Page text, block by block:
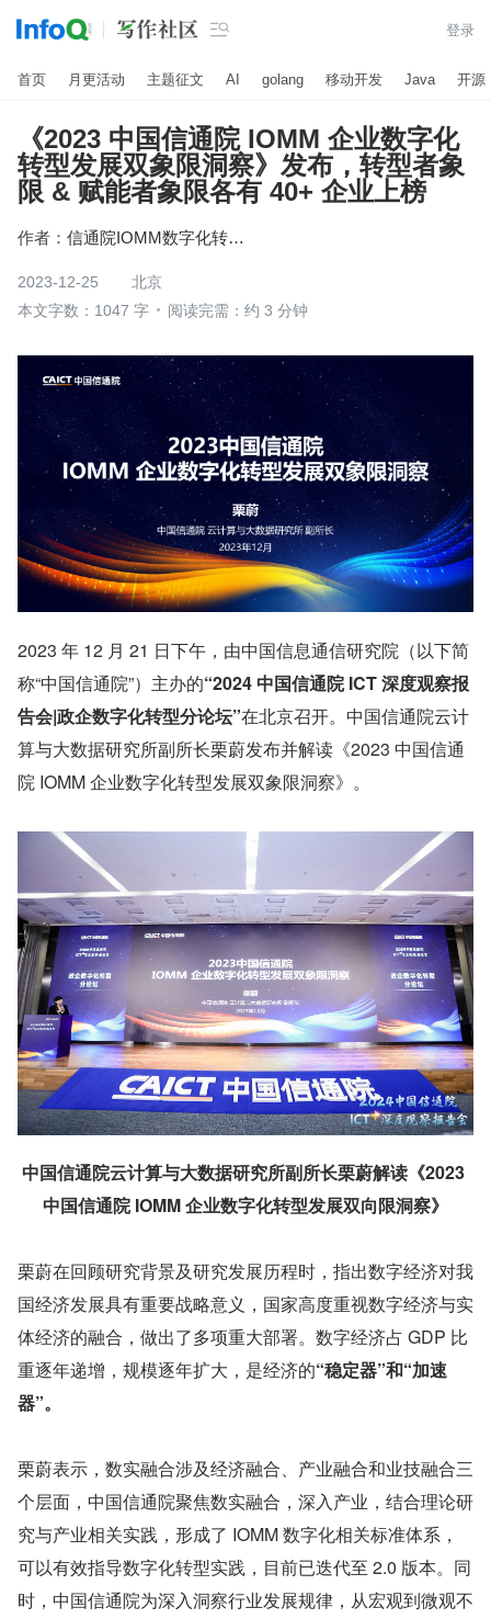
 登录
首页 月更活动 主题征文 AI golang 移动开发 Java 开源
《2023 中国信通院 IOMM 企业数字化
转型发展双象限洞察》发布，转型者象
限 & 赋能者象限各有 40+ 企业上榜
作者： 信通院IOMM数字化转型团队
2023-12-25
北京
本文字数：1047 字
阅读完需：约 3 分钟
2023 年 12 月 21 日下午，由中国信息通信研究院（以下简
称“中国信通院”）主办的“2024 中国信通院 ICT 深度观察报
告会|政企数字化转型分论坛”在北京召开。中国信通院云计
算与大数据研究所副所长栗蔚发布并解读《2023 中国信通
院 IOMM 企业数字化转型发展双象限洞察》。
中国信通院云计算与大数据研究所副所长栗蔚解读《2023
中国信通院 IOMM 企业数字化转型发展双向限洞察》
栗蔚在回顾研究背景及研究发展历程时，指出数字经济对我
国经济发展具有重要战略意义，国家高度重视数字经济与实
体经济的融合，做出了多项重大部署。数字经济占 GDP 比
重逐年递增，规模逐年扩大，是经济的“稳定器”和“加速
器”。
栗蔚表示，数实融合涉及经济融合、产业融合和业技融合三
个层面，中国信通院聚焦数实融合，深入产业，结合理论研
究与产业相关实践，形成了 IOMM 数字化相关标准体系，
可以有效指导数字化转型实践，目前已迭代至 2.0 版本。同
时，中国信通院为深入洞察行业发展规律，从宏观到微观不